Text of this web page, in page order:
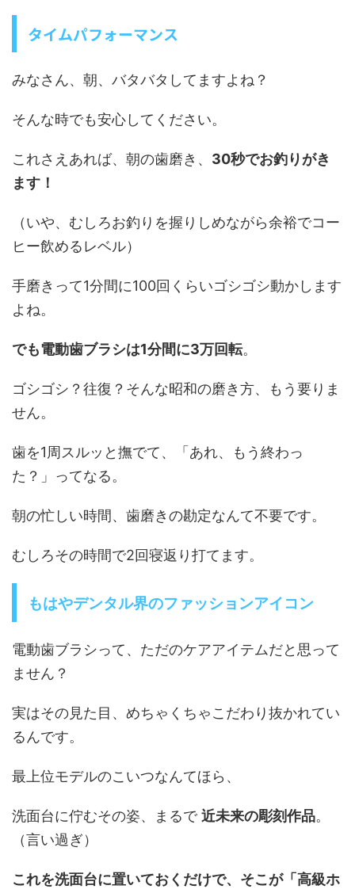
タイムパフォーマンス
みなさん、朝、バタバタしてますよね？
そんな時でも安心してください。
これさえあれば、朝の歯磨き、 30秒でお釣りがき
ます！
（いや、むしろお釣りを握りしめながら余裕でコー
ヒー飲めるレベル）
手磨きって1分間に100回くらいゴシゴシ動かします
よね。
でも電動歯ブラシは1分間に3万回転。
ゴシゴシ？往復？そんな昭和の磨き方、もう要りま
せん。
歯を1周スルッと撫でて、「あれ、もう終わっ
た？」ってなる。
朝の忙しい時間、歯磨きの勘定なんて不要です。
むしろその時間で2回寝返り打てます。
もはやデンタル界のファッションアイコン
電動歯ブラシって、ただのケアアイテムだと思って
ません？
実はその見た目、めちゃくちゃこだわり抜かれてい
るんです。
最上位モデルのこいつなんてほら、
洗面台に佇むその姿、まるで近未来の彫刻作品。
（言い過ぎ）
これを洗面台に置いておくだけで、そこが「高級ホ